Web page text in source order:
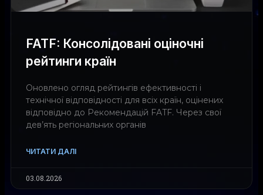
FATF: Консолідовані оціночні
рейтинги країн
Оновлено огляд рейтингів ефективності і
технічної відповідності для всіх країн, оцінених
відповідно до Рекомендацій FATF. Через свої
дев’ять регіональних органів
ЧИТАТИ ДАЛІ
03.08.2026